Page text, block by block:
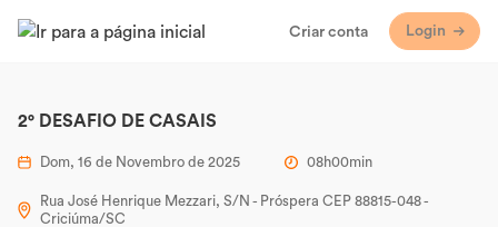
Criar conta Login
2° DESAFIO DE CASAIS
Dom, 16 de Novembro de 2025 08h00min
Rua José Henrique Mezzari, S/N - Próspera CEP 88815-048 -
Criciúma/SC